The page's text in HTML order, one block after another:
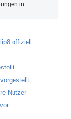
in
offiziell
Nutzer